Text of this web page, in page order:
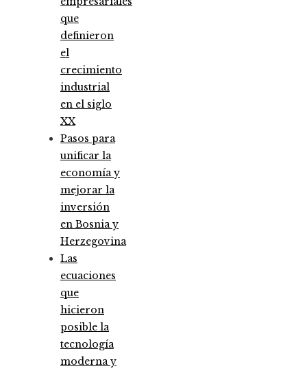
que
definieron
el
crecimiento
industrial
en el siglo
XX
Pasos para
unificar la
economía y
mejorar la
inversión
en Bosnia y
Herzegovina
Las
ecuaciones
que
hicieron
posible la
tecnología
moderna y